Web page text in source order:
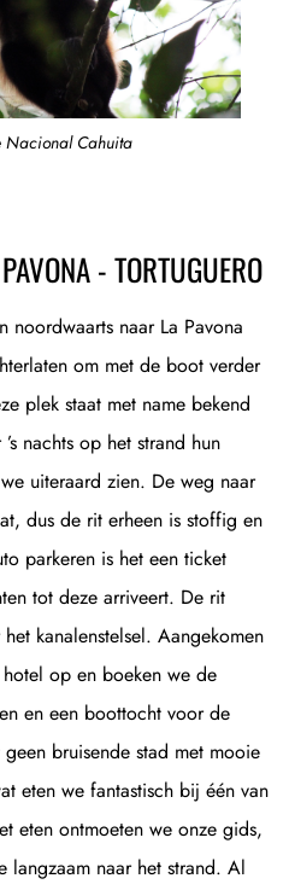
Nacional Cahuita
- TORTUGUERO
noordwaarts naar La Pavona
om met de boot verder
plek staat met name bekend
nachts op het strand hun
uiteraard zien. De weg naar
dus de rit erheen is stoffig en
parkeren is het een ticket
tot deze arriveert. De rit
kanalenstelsel. Aangekomen
op en boeken we de
en een boottocht voor de
bruisende stad met mooie
eten we fantastisch bij één van
eten ontmoeten we onze gids,
naar het strand. Al